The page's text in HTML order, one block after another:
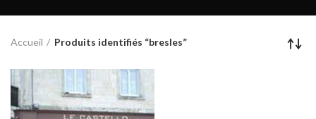
Accueil Produits identifiés “bresles”